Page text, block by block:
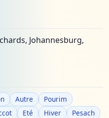
Johannesburg,
Autre
Pourim
Eté Hiver
Pesach